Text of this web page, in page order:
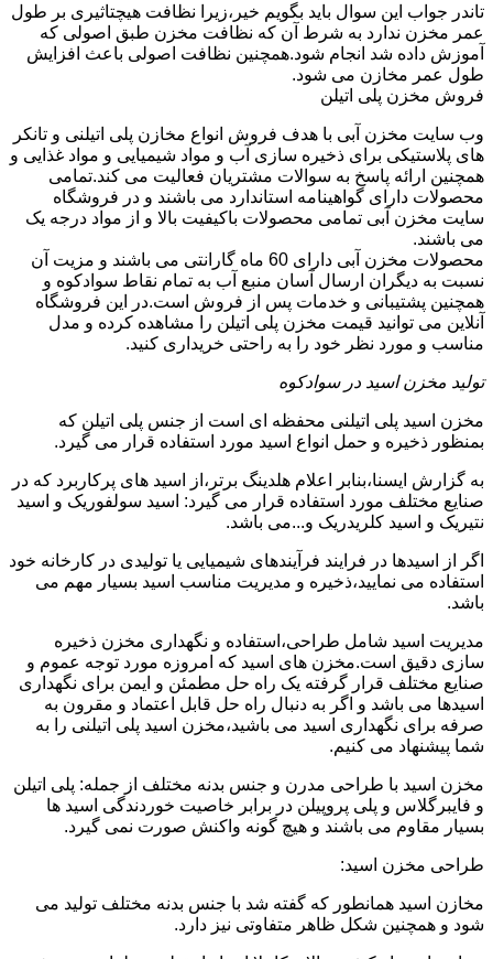
تاندر جواب این سوال باید بگویم خیر،زیرا نظافت هیچتاثیری بر طول
عمر مخزن ندارد به شرط آن که نظافت مخزن طبق اصولی که
آموزش داده شد انجام شود.همچنین نظافت اصولی باعث افزایش
طول عمر مخازن می شود.
فروش مخزن پلی اتیلن
وب سایت مخزن آبی با هدف فروش انواع مخازن پلی اتیلنی و تانکر
های پلاستیکی برای ذخیره سازی آب و مواد شیمیایی و مواد غذایی و
همچنین ارائه پاسخ به سوالات مشتریان فعالیت می کند.تمامی
محصولات دارای گواهینامه استاندارد می باشند و در فروشگاه
سایت مخزن آبی تمامی محصولات باکیفیت بالا و از مواد درجه یک
می باشند.
محصولات مخزن آبی دارای 60 ماه گارانتی می باشند و مزیت آن
نسبت به دیگران ارسال آسان منبع آب به تمام نقاط سوادکوه و
همچنین پشتیبانی و خدمات پس از فروش است.در این فروشگاه
آنلاین می توانید قیمت مخزن پلی اتیلن را مشاهده کرده و مدل
مناسب و مورد نظر خود را به راحتی خریداری کنید.
تولید مخزن اسید در سوادکوه
مخزن اسید پلی اتیلنی محفظه ای است از جنس پلی اتیلن که
بمنظور ذخیره و حمل انواع اسید مورد استفاده قرار می گیرد.
به گزارش ایسنا،بنابر اعلام هلدینگ برتر،از اسید های پرکاربرد که در
صنایع مختلف مورد استفاده قرار می گیرد: اسید سولفوریک و اسید
نتیریک و اسید کلریدریک و...می باشد.
اگر از اسیدها در فرایند فرآیندهای شیمیایی یا تولیدی در کارخانه خود
استفاده می نمایید،ذخیره و مدیریت مناسب اسید بسیار مهم می
باشد.
مدیریت اسید شامل طراحی،استفاده و نگهداری مخزن ذخیره
سازی دقیق است.مخزن های اسید که امروزه مورد توجه عموم و
صنایع مختلف قرار گرفته یک راه حل مطمئن و ایمن برای نگهداری
اسیدها می باشد و اگر به دنبال راه حل قابل اعتماد و مقرون به
صرفه برای نگهداری اسید می باشید،مخزن اسید پلی اتیلنی را به
شما پیشنهاد می کنیم.
مخزن اسید با طراحی مدرن و جنس بدنه مختلف از جمله: پلی اتیلن
و فایبرگلاس و پلی پروپیلن در برابر خاصیت خوردندگی اسید ها
بسیار مقاوم می باشند و هیچ گونه واکنش صورت نمی گیرد.
طراحی مخزن اسید:
مخازن اسید همانطور که گفته شد با جنس بدنه مختلف تولید می
شود و همچنین شکل ظاهر متفاوتی نیز دارد.